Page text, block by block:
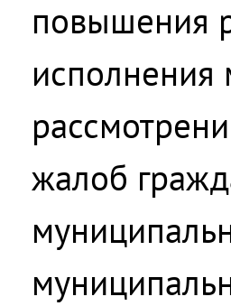
повышения
исполнения
жалоб